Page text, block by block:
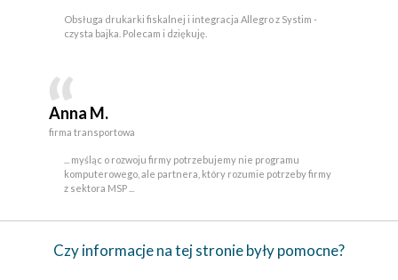
Obsługa drukarki fiskalnej i integracja Allegro z Systim -
czysta bajka. Polecam i dziękuję.
Anna M.
firma transportowa
... myśląc o rozwoju firmy potrzebujemy nie programu
komputerowego, ale partnera, który rozumie potrzeby firmy
z sektora MSP ...
Czy informacje na tej stronie były pomocne?